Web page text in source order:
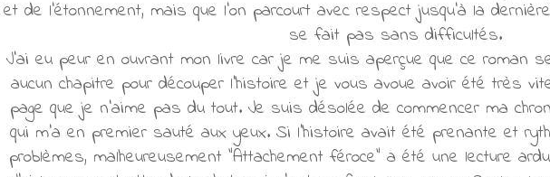
et de l'étonnement, mais que l'on parcourt avec respect jusqu'à la
se fait pas sans difficultés.
J'ai eu peur en ouvrant mon livre car je me suis aperçue que ce roman
aucun chapitre pour découper l'histoire et je vous avoue avoir été très
page que je n'aime pas du tout. Je suis désolée de commencer ma
qui m'a en premier sauté aux yeux. Si l'histoire avait été prenante et
problèmes, malheureusement "Attachement féroce" a été une lecture